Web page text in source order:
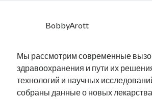
BobbyArott
Мы рассмотрим современные
здравоохранения и пути их
технологий и научных
собраны данные о новых